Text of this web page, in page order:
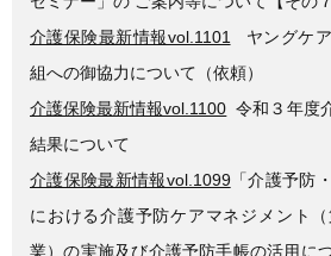
介護保険最新情報vol.1101
ヤングケ
組への御協力について（依頼）
介護保険最新情報vol.1100 令和３年度
結果について
介護保険最新情報vol.1099「介護予防
における介護予防ケアマネジメント
業）の実施及び介護予防手帳の活用に